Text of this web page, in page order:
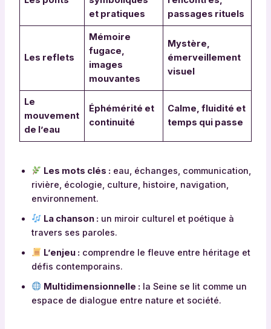
et pratiques
passages rituels
Les reflets
Mémoire
fugace,
images
mouvantes
Mystère,
émerveillement
visuel
Le
mouvement
de l’eau
Éphémérité et
continuité
Calme, fluidité et
temps qui passe
Les mots clés : eau, échanges, communication,
rivière, écologie, culture, histoire, navigation,
environnement.
La chanson : un miroir culturel et poétique à
travers ses paroles.
L’enjeu : comprendre le fleuve entre héritage et
défis contemporains.
Multidimensionnelle : la Seine se lit comme un
espace de dialogue entre nature et société.